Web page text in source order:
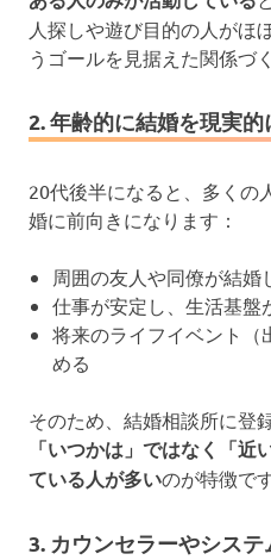
人探しや遊び目的の人がほ
うゴールを見据えた関係づ
2. 年齢的に結婚を現実
20代後半になると、多くの
婚に前向きになります：
周囲の友人や同僚が結婚
仕事が安定し、生活基盤
将来のライフイベント（
める
そのため、結婚相談所に登
「いつかは」ではなく「近
ている人が多いのが特徴です
3. カウンセラーやシス